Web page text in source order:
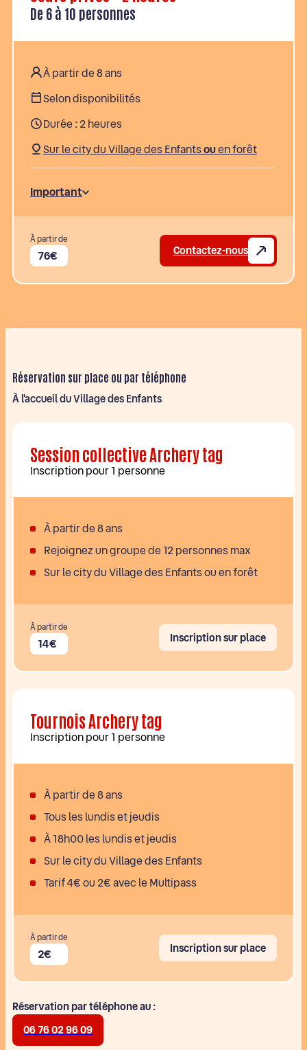
De 6 à 10 personnes
À partir de 8 ans
Selon disponibilités
Durée : 2 heures
Sur le city du Village des Enfantsouen forêt
Important
À partir de
76€ Contactez-nous
Réservation sur place ou par téléphone
À l'accueil du Village des Enfants
Session collective Archery tag
Inscription pour 1 personne
À partir de 8 ans
Rejoignez un groupe de 12 personnes max
Sur le city du Village des Enfants ou en forêt
À partir de
14€ Inscription sur place
Tournois Archery tag
Inscription pour 1 personne
À partir de 8 ans
Tous les lundis et jeudis
À 18h00 les lundis et jeudis
Sur le city du Village des Enfants
Tarif 4€ ou 2€ avec le Multipass
À partir de
2€ Inscription sur place
Réservation par téléphone au :
06 76 02 96 09